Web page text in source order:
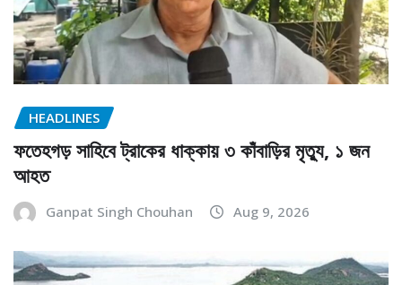
HEADLINES
ফতেহগড় সাহিবে ট্রাকের ধাক্কায় ৩ কাঁবাড়ির মৃত্যু, ১ জন
আহত
Ganpat Singh Chouhan Aug 9, 2026